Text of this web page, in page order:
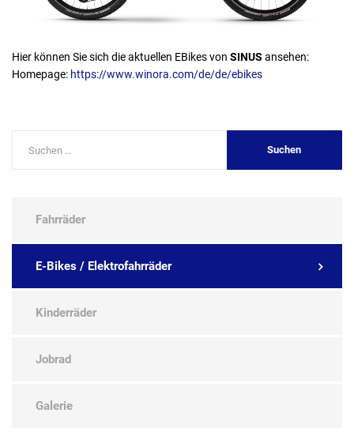
Hier können Sie sich die aktuellen EBikes von SINUS ansehen:
Homepage: https://www.winora.com/de/de/ebikes
Fahrräder
E-Bikes / Elektrofahrräder
Kinderräder
Jobrad
Galerie